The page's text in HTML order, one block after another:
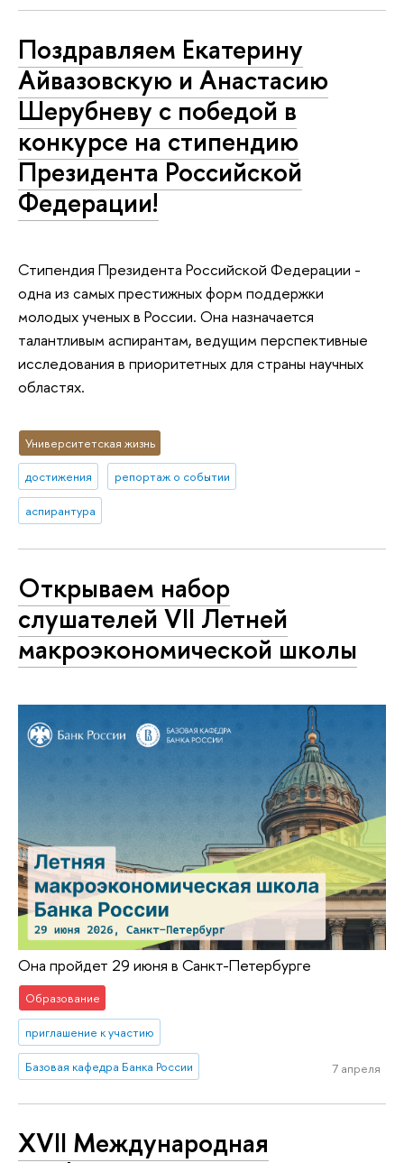
Поздравляем Екатерину
Айвазовскую и Анастасию
Шерубневу с победой в
конкурсе на стипендию
Президента Российской
Федерации!
Стипендия Президента Российской Федерации -
одна из самых престижных форм поддержки
молодых ученых в России. Она назначается
талантливым аспирантам, ведущим перспективные
исследования в приоритетных для страны научных
областях.
Университетская жизнь
достижения репортаж о событии
аспирантура
Открываем набор
слушателей VII Летней
макроэкономической школы
Она пройдет 29 июня в Санкт-Петербурге
Образование
приглашение к участию
Базовая кафедра Банка России 7 апреля
XVII Международная